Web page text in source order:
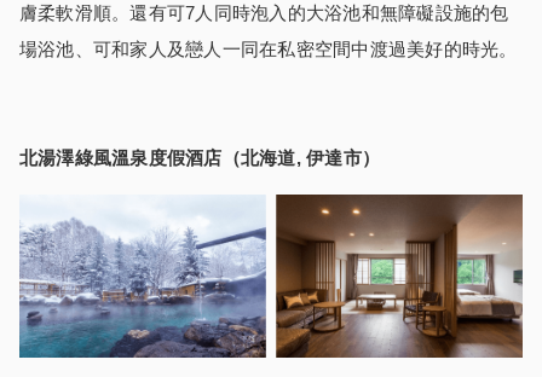
膚柔軟滑順。還有可7人同時泡入的大浴池和無障礙設施的包
場浴池、可和家人及戀人一同在私密空間中渡過美好的時光。
北湯澤綠風溫泉度假酒店（北海道, 伊達市）